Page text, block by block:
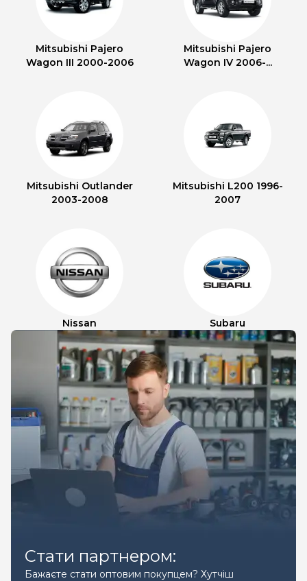
Mitsubishi Pajero
Wagon III 2000-2006
Mitsubishi Pajero
Wagon IV 2006-...
Mitsubishi Outlander
2003-2008
Mitsubishi L200 1996-
2007
Nissan Subaru
Стати партнером:
Бажаєте стати оптовим покупцем? Хутчіш